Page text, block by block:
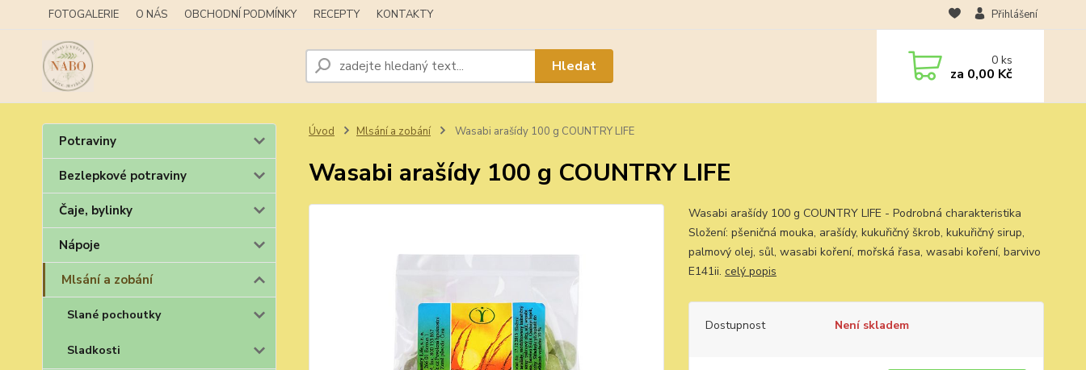
FOTOGALERIE O NÁS OBCHODNÍ PODMÍNKY RECEPTY KONTAKTY Přihlášení
Hledat 0ks
za 0,00 Kč
Potraviny
Bezlepkové potraviny
Čaje, bylinky
Nápoje
Mlsání a zobání
Slané pochoutky
Sladkosti
Úvod Mlsání a zobání Wasabi arašídy 100 g COUNTRY LIFE
Wasabi arašídy 100 g COUNTRY LIFE
Wasabi arašídy 100 g COUNTRY LIFE - Podrobná charakteristika
Složení: pšeničná mouka, arašídy, kukuřičný škrob, kukuřičný sirup,
palmový olej, sůl, wasabi koření, mořská řasa, wasabi koření, barvivo
E141ii. celý popis
Dostupnost Není skladem